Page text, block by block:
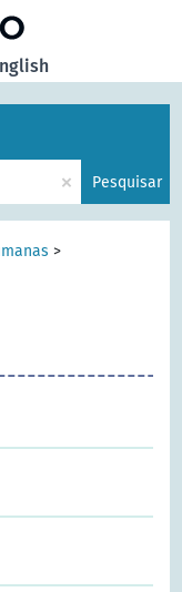
× Pesquisar
>